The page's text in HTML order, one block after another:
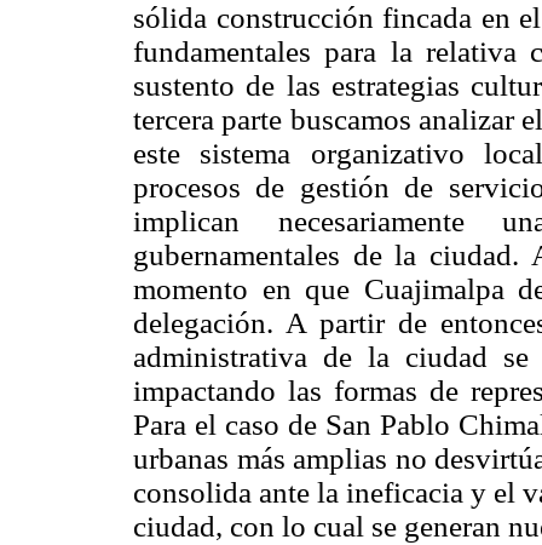
sólida construcción fincada en
fundamentales para la relativa
sustento de las estrategias
tercera parte buscamos analizar
este sistema organizativo
procesos de gestión de
implican necesariamente
gubernamentales de la ciudad.
momento en que Cuajimalpa
delegación. A partir de
administrativa de la ciudad se
impactando las formas de
Para el caso de San Pablo
urbanas más amplias no
consolida ante la ineficacia y el
ciudad, con lo cual se generan